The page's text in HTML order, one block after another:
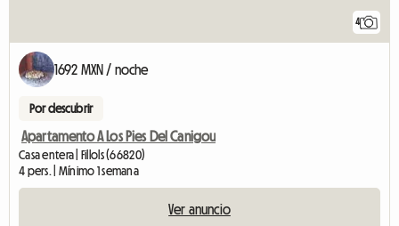
4
1692 MXN / noche
Por descubrir
Apartamento A Los Pies Del Canigou
Casa entera | Fillols (66820)
4 pers. | Mínimo 1 semana
Ver anuncio